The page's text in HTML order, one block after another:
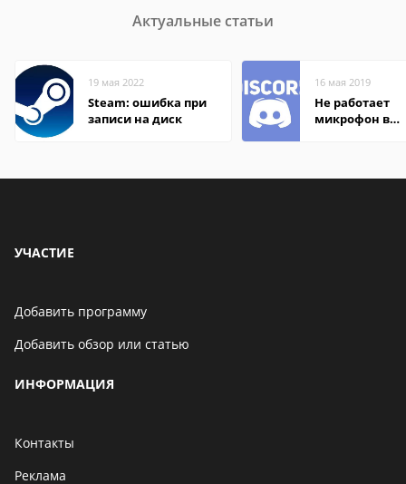
Актуальные статьи
19 мая 2022
Steam: ошибка при
записи на диск
16 мая 2019
Не работает
микрофон в
УЧАСТИЕ
Добавить программу
Добавить обзор или статью
ИНФОРМАЦИЯ
Контакты
Реклама